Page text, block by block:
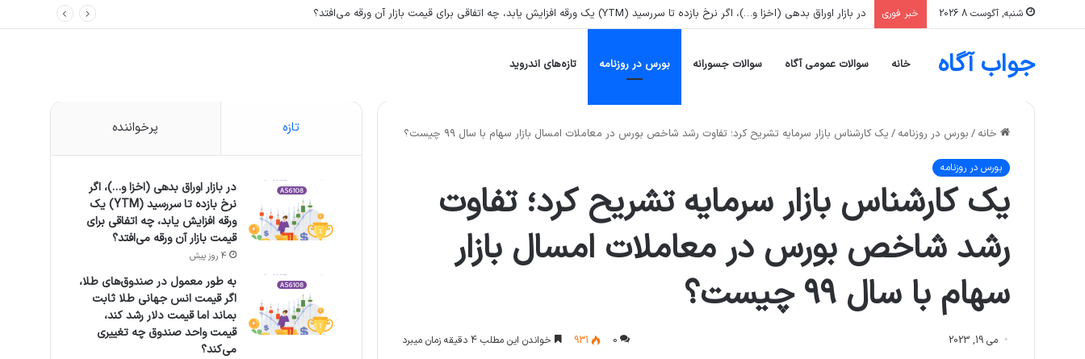
شنبه, آگوست 8 2026 خبر فوری در بازار اوراق بدهی (اخزا و…)، اگر نرخ بازده تا سررسید (YTM) یک ورقه افزایش یابد، چه اتفاقی برای قیمت بازار آن ورقه می‌افتد؟
جواب آگاه خانه سوالات عمومی آگاه سوالات جسورانه بورس در روزنامه تازه‌های اندروید
خانه / بورس در روزنامه / یک کارشناس بازار سرمایه تشریح کرد؛ تفاوت رشد شاخص بورس در معاملات امسال بازار سهام با سال ۹۹ چیست؟
بورس در روزنامه
یک کارشناس بازار سرمایه تشریح کرد؛ تفاوت
رشد شاخص بورس در معاملات امسال بازار
سهام با سال ۹۹ چیست؟
می 19, 2023 0
931 خواندن این مطلب 4 دقیقه زمان میبرد
تازه پرخواننده
در بازار اوراق بدهی (اخزا و…)، اگر
نرخ بازده تا سررسید (YTM) یک
ورقه افزایش یابد، چه اتفاقی برای
قیمت بازار آن ورقه می‌افتد؟
4 روز پیش
به طور معمول در صندوق‌های طلا،
اگر قیمت انس جهانی طلا ثابت
بماند اما قیمت دلار رشد کند،
قیمت واحد صندوق چه تغییری
می‌کند؟